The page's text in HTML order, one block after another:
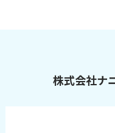
株式会社ナ